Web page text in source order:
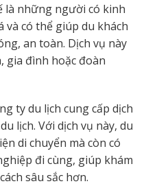
là những người có kinh
có thể giúp du khách
an toàn. Dịch vụ này
gia đình hoặc đoàn
ty du lịch cung cấp dịch
lịch. Với dịch vụ này, du
di chuyển mà còn có
đi cùng, giúp khám
sâu sắc hơn.